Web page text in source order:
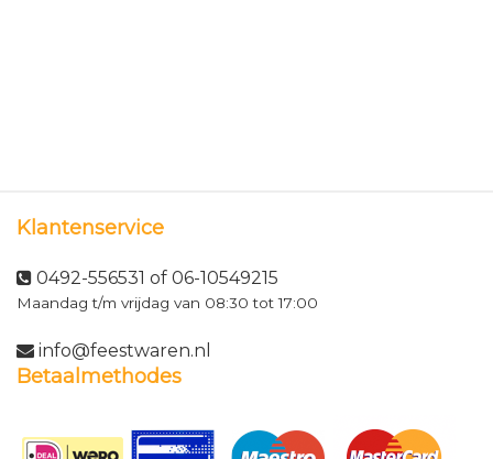
Klantenservice
0492-556531 of 06-10549215
Maandag t/m vrijdag van 08:30 tot 17:00
info@feestwaren.nl
Betaalmethodes